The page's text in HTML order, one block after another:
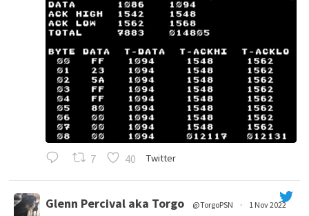
7 40 Twitter
Glenn Percival aka Torgo @TorgoPSN · 1 Nov 2022